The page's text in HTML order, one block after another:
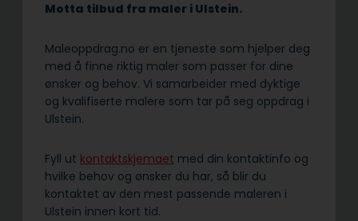
Motta tilbud fra maler i Ulstein.
Maleoppdrag.no er en tjeneste som hjelper deg
med å finne riktig maler som passer for dine
ønsker og behov. Vi samarbeider med dyktige
og kvalifiserte malere som tar på seg oppdrag i
Ulstein.
Fyll ut kontaktskjemaet med din kontaktinfo og
hvilke behov og ønsker du har, så blir du
kontaktet av den mest passende maleren i
Ulstein innen kort tid.